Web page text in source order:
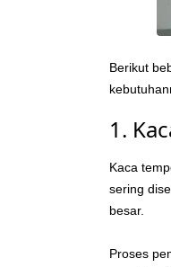
Berikut
1.
Kaca
sering
besar.
Proses